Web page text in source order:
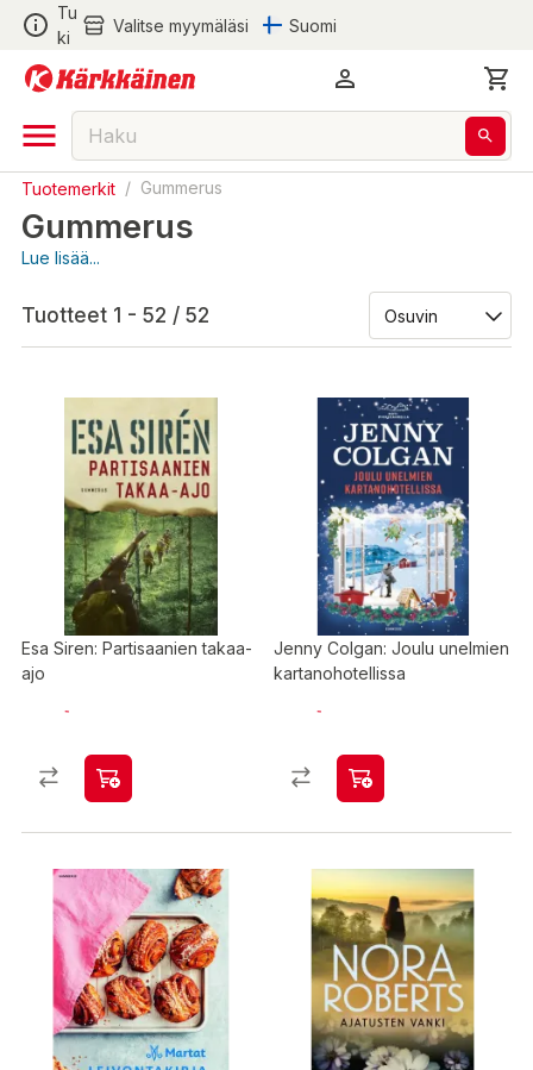
Tu
ki
Valitse myymäläsi Suomi
Tuotemerkit / Gummerus
Gummerus
Lue lisää...
Tuotteet 1 - 52 / 52
Esa Siren: Partisaanien takaa-
ajo
Jenny Colgan: Joulu unelmien
kartanohotellissa